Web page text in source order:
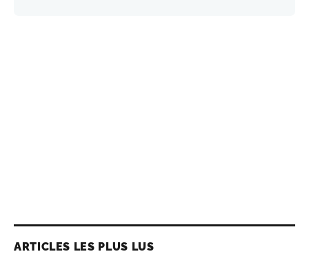
ARTICLES LES PLUS LUS